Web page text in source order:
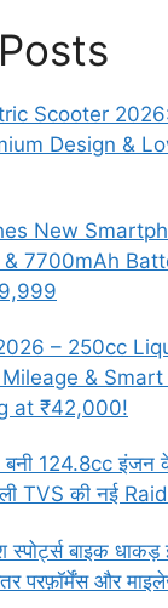
Scooter
Design &
New
& 7700mAh
– 250cc
& Smart
at ₹42,000!
बनी 124.8cc इंजन
TVS की नई
स्पोर्ट्स बाइक
परफ़ॉर्मेंस और